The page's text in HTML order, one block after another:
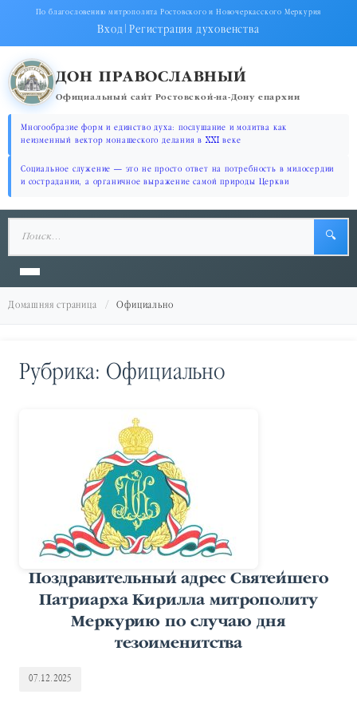
По благословению митрополита Ростовского и Новочеркасского Меркурия
Вход|Регистрация духовенства
ДОН ПРАВОСЛАВНЫЙ
Официальный сайт Ростовской-на-Дону епархии
Многообразие форм и единство духа: послушание и молитва как
неизменный вектор монашеского делания в XXI веке
Социальное служение — это не просто ответ на потребность в милосердии
и сострадании, а органичное выражение самой природы Церкви
🔍
Домашняя страница Официально
Рубрика: Официально
Поздравительный адрес Святейшего
Патриарха Кирилла митрополиту
Меркурию по случаю дня
тезоименитства
07.12.2025